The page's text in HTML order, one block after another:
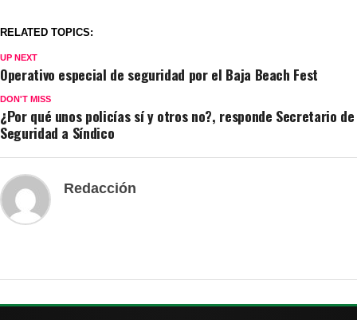
RELATED TOPICS:
UP NEXT
Operativo especial de seguridad por el Baja Beach Fest
DON'T MISS
¿Por qué unos policías sí y otros no?, responde Secretario de
Seguridad a Síndico
Redacción